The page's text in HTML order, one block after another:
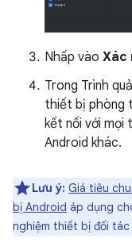
Nhấp vào Xác
Trong Trình
thiết bị phòng
kết nối với
Android khác.
Lưu ý: Giá tiêu
bị Android áp dụng
nghiệm thiết bị đối